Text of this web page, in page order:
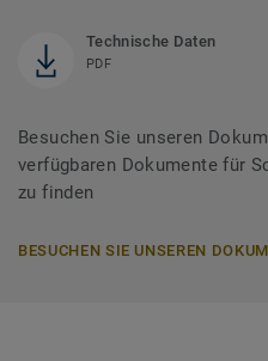
Technische Daten
PDF
Besuchen Sie unseren
verfügbaren Dokumente für
zu finden
BESUCHEN SIE UNSEREN